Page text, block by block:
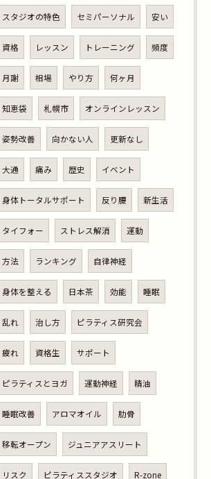
スタジオの特色 セミパーソナル 安い
資格 レッスン トレーニング 頻度
月謝 相場 やり方 何ヶ月
知恵袋 札幌市 オンラインレッスン
姿勢改善 向かない人 更新なし
大通 痛み 歴史 イベント
身体トータルサポート 反り腰 新生活
タイフォー ストレス解消 運動
方法 ランキング 自律神経
身体を整える 日本茶 効能 睡眠
乱れ 治し方 ピラティス研究会
疲れ 資格生 サポート
ピラティスとヨガ 運動神経 精油
睡眠改善 アロマオイル 肋骨
移転オープン ジュニアアスリート
リスク ピラティススタジオ R-zone